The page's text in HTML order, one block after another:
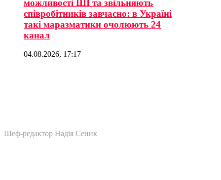
можливості ШІ та звільняють
співробітників завчасно: в Україні
такі маразматики очолюють 24
канал
04.08.2026, 17:17
Шеф-редактор Надія Сеник